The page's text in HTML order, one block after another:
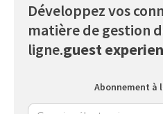
Développez vos
matière de gestion
ligne.guest
Abonnement à